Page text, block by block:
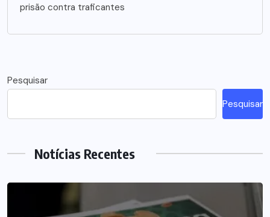
prisão contra traficantes
Pesquisar
Pesquisar
Notícias Recentes